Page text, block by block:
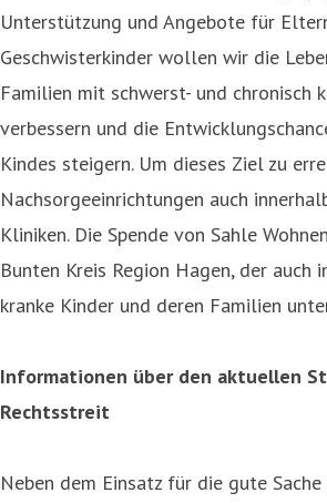
Unterstützung und Angebote für
Geschwisterkinder wollen wir die
Familien mit schwerst- und chronisch
verbessern und die
Kindes steigern. Um dieses Ziel zu
Nachsorgeeinrichtungen auch
Kliniken. Die Spende von Sahle
Bunten Kreis Region Hagen, der auch
kranke Kinder und deren Familien
Informationen über den aktuellen
Rechtsstreit
Neben dem Einsatz für die gute